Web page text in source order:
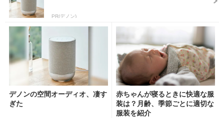
PR(デノン)
デノンの空間オーディオ、凄す
ぎた
赤ちゃんが寝るときに快適な服
装は？月齢、季節ごとに適切な
服装を紹介